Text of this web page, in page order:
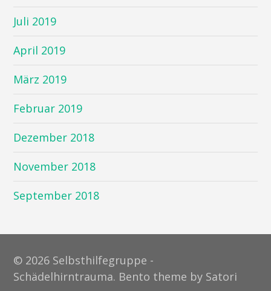
Juli 2019
April 2019
März 2019
Februar 2019
Dezember 2018
November 2018
September 2018
© 2026 Selbsthilfegruppe -
Schädelhirntrauma. Bento theme by Satori